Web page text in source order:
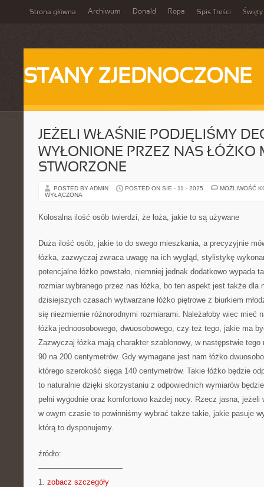
Strona główna Archiwum Donald Ropa Spis Treści Święty
STANY ZJEDNOCZONE
JEŻELI WŁAŚNIE PODJĘLIŚMY
WYŁONIONE PRZEZ NAS ŁÓŻKO
STWORZONE
POSTED BY ADMIN POSTED ON SIE - 11 - 2025
MOŻLIWOŚĆ
WYŁĄCZONA
Kolosalna ilość osób twierdzi, że łoża, jakie to są używane
Duża ilość osób, jakie to do swego mieszkania, a precyzyjnie
łóżka, zazwyczaj zwraca uwagę na ich wygląd, stylistykę
potencjalne łóżko powstało, niemniej jednak dodatkowo wypada
rozmiar wybranego przez nas łóżka, bo ten aspekt jest także dla
dzisiejszych czasach wytwarzane łóżko piętrowe z biurkiem
się niezmiernie różnorodnymi rozmiarami. Należałoby wiec mieć
łóżka jednoosobowego, dwuosobowego, czy też tego, jakie ma
Zazwyczaj łóżka mają charakter szablonowy, w następstwie
90 na 200 centymetrów. Gdy wymagane jest nam łóżko
którego szerokość sięga 140 centymetrów. Takie łóżko będzie
to naturalnie dzięki skorzystaniu z odpowiednich wymiarów
pełni wygodnie oraz komfortowo każdej nocy. Rzecz jasna, jeżeli
w owym czasie to powinniśmy wybrać także takie, jakie pasuje
którą to dysponujemy.
źródło:
———————————
1. zobacz szczegóły